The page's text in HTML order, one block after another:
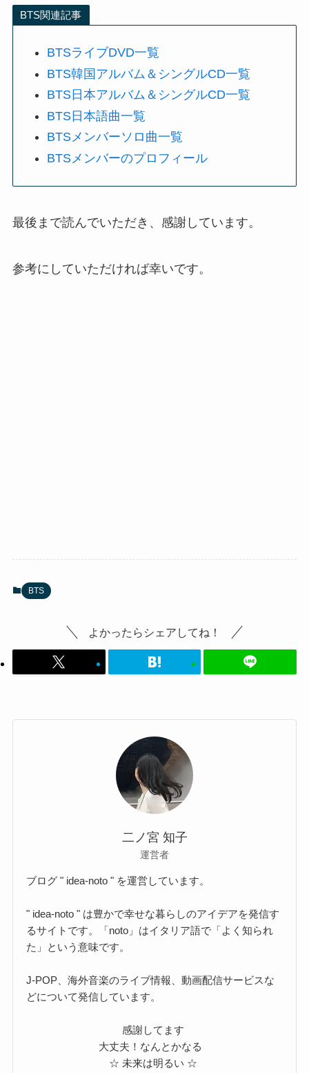
BTS関連記事
BTSライブDVD一覧
BTS韓国アルバム＆シングルCD一覧
BTS日本アルバム＆シングルCD一覧
BTS日本語曲一覧
BTSメンバーソロ曲一覧
BTSメンバーのプロフィール
最後まで読んでいただき、感謝しています。
参考にしていただければ幸いです。
BTS
よかったらシェアしてね！
二ノ宮 知子
運営者
ブログ " idea-noto " を運営しています。
" idea-noto " は豊かで幸せな暮らしのアイデアを発信す
るサイトです。「noto」はイタリア語で「よく知られ
た」という意味です。
J-POP、海外音楽のライブ情報、動画配信サービスな
どについて発信しています。
感謝してます
大丈夫！なんとかなる
☆ 未来は明るい ☆